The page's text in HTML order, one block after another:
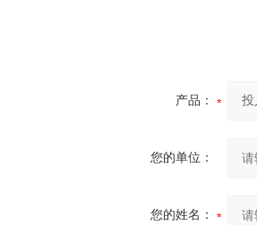
产品：
您的单位：
您的姓名：